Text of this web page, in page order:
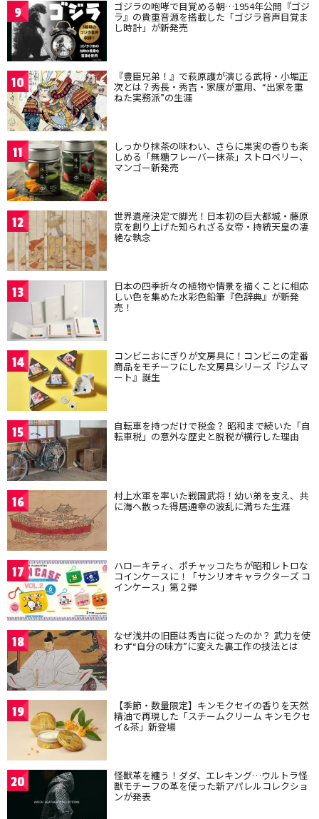
9 ゴジラの咆哮で目覚める朝…1954年公開『ゴジ
ラ』の貴重音源を搭載した「ゴジラ音声目覚ま
し時計」が新発売
10 『豊臣兄弟！』で萩原護が演じる武将・小堀正
次とは？秀長・秀吉・家康が重用、“出家を重
ねた実務派”の生涯
11 しっかり抹茶の味わい、さらに果実の香りも楽
しめる「無糖フレーバー抹茶」ストロベリー、
マンゴー新発売
12 世界遺産決定で脚光！日本初の巨大都城・藤原
京を創り上げた知られざる女帝・持統天皇の凄
絶な執念
13 日本の四季折々の植物や情景を描くことに相応
しい色を集めた水彩色鉛筆『色辞典』が新発
売！
14 コンビニおにぎりが文房具に！コンビニの定番
商品をモチーフにした文房具シリーズ『ジムマ
ート』誕生
15 自転車を持つだけで税金？ 昭和まで続いた「自
転車税」の意外な歴史と脱税が横行した理由
16 村上水軍を率いた戦国武将！幼い弟を支え、共
に海へ散った得居通幸の波乱に満ちた生涯
17 ハローキティ、ポチャッコたちが昭和レトロな
コインケースに！「サンリオキャラクターズ コ
インケース」第２弾
18 なぜ浅井の旧臣は秀吉に従ったのか？ 武力を使
わず“自分の味方”に変えた裏工作の技法とは
19 【季節・数量限定】キンモクセイの香りを天然
精油で再現した「スチームクリーム キンモクセ
イ&茶」新登場
20 怪獣革を纏う！ダダ、エレキング…ウルトラ怪
獣モチーフの革を使った新アパレルコレクショ
ンが発表